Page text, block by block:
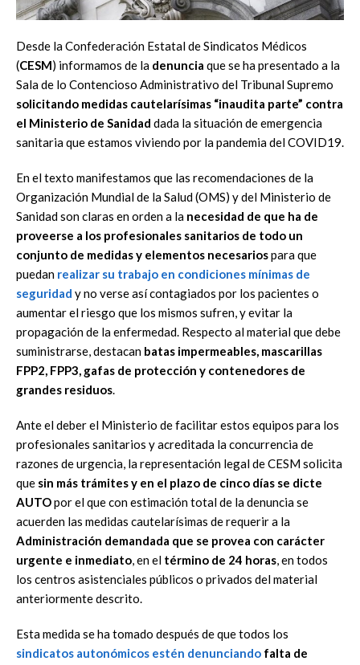
Desde la Confederación Estatal de Sindicatos Médicos
(CESM) informamos de la denuncia que se ha presentado a la
Sala de lo Contencioso Administrativo del Tribunal Supremo
solicitando medidas cautelarísimas “inaudita parte” contra
el Ministerio de Sanidad dada la situación de emergencia
sanitaria que estamos viviendo por la pandemia del COVID19.
En el texto manifestamos que las recomendaciones de la
Organización Mundial de la Salud (OMS) y del Ministerio de
Sanidad son claras en orden a la necesidad de que ha de
proveerse a los profesionales sanitarios de todo un
conjunto de medidas y elementos necesariospara que
puedan realizar su trabajo en condiciones mínimas de
seguridad y no verse así contagiados por los pacientes o
aumentar el riesgo que los mismos sufren, y evitar la
propagación de la enfermedad. Respecto al material que debe
suministrarse, destacan batas impermeables, mascarillas
FPP2, FPP3, gafas de protección y contenedores de
grandes residuos.
Ante el deber el Ministerio de facilitar estos equipos para los
profesionales sanitarios y acreditada la concurrencia de
razones de urgencia, la representación legal de CESM solicita
que sin más trámites y en el plazo de cinco días se dicte
AUTOpor el que con estimación total de la denuncia se
acuerden las medidas cautelarísimas de requerir a la
Administración demandada que se provea con carácter
urgente e inmediato, en el término de 24 horas, en todos
los centros asistenciales públicos o privados del material
anteriormente descrito.
Esta medida se ha tomado después de que todos los
sindicatos autonómicos estén denunciando falta de